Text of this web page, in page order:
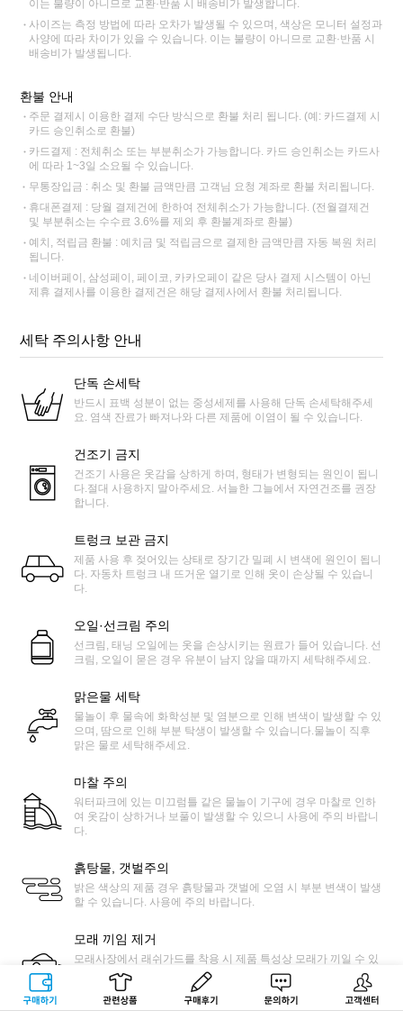
구매하기 관련상품 상품후기 문의하기 고객센터
이는 불량이 아니므로 교환·반품 시 배송비가 발생합니다.
사이즈는 측정 방법에 따라 오차가 발생될 수 있으며, 색상은 모니터 설정과
사양에 따라 차이가 있을 수 있습니다. 이는 불량이 아니므로 교환·반품 시
배송비가 발생됩니다.
환불 안내
주문 결제시 이용한 결제 수단 방식으로 환불 처리 됩니다. (예: 카드결제 시
카드 승인취소로 환불)
카드결제 : 전체취소 또는 부분취소가 가능합니다. 카드 승인취소는 카드사
에 따라 1~3일 소요될 수 있습니다.
무통장입금 : 취소 및 환불 금액만큼 고객님 요청 계좌로 환불 처리됩니다.
휴대폰결제 : 당월 결제건에 한하여 전체취소가 가능합니다. (전월결제건
및 부분취소는 수수료 3.6%를 제외 후 환불계좌로 환불)
예치, 적립금 환불 : 예치금 및 적립금으로 결제한 금액만큼 자동 복원 처리
됩니다.
네이버페이, 삼성페이, 페이코, 카카오페이 같은 당사 결제 시스템이 아닌
제휴 결제사를 이용한 결제건은 해당 결제사에서 환불 처리됩니다.
세탁 주의사항 안내
단독 손세탁
반드시 표백 성분이 없는 중성세제를 사용해 단독 손세탁해주세
요. 염색 잔료가 빠져나와 다른 제품에 이염이 될 수 있습니다.
건조기 금지
건조기 사용은 옷감을 상하게 하며, 형태가 변형되는 원인이 됩니
다.절대 사용하지 말아주세요. 서늘한 그늘에서 자연건조를 권장
합니다.
트렁크 보관 금지
제품 사용 후 젖어있는 상태로 장기간 밀폐 시 변색에 원인이 됩니
다. 자동차 트렁크 내 뜨거운 열기로 인해 옷이 손상될 수 있습니
다.
오일·선크림 주의
선크림, 태닝 오일에는 옷을 손상시키는 원료가 들어 있습니다. 선
크림, 오일이 묻은 경우 유분이 남지 않을 때까지 세탁해주세요.
맑은물 세탁
물놀이 후 물속에 화학성분 및 염분으로 인해 변색이 발생할 수 있
으며, 땀으로 인해 부분 탁생이 발생할 수 있습니다.물놀이 직후
맑은 물로 세탁해주세요.
마찰 주의
워터파크에 있는 미끄럼틀 같은 물놀이 기구에 경우 마찰로 인하
여 옷감이 상하거나 보풀이 발생할 수 있으니 사용에 주의 바랍니
다.
흙탕물, 갯벌주의
밝은 색상의 제품 경우 흙탕물과 갯벌에 오염 시 부분 변색이 발생
할 수 있습니다. 사용에 주의 바랍니다.
모래 끼임 제거
모래사장에서 래쉬가드를 착용 시 제품 특성상 모래가 끼일 수 있
습니다. 제품을 늘린 상태에서 얇은 솔 등으로 쓸어 모래를 쉽게
제거가 가능합니다.